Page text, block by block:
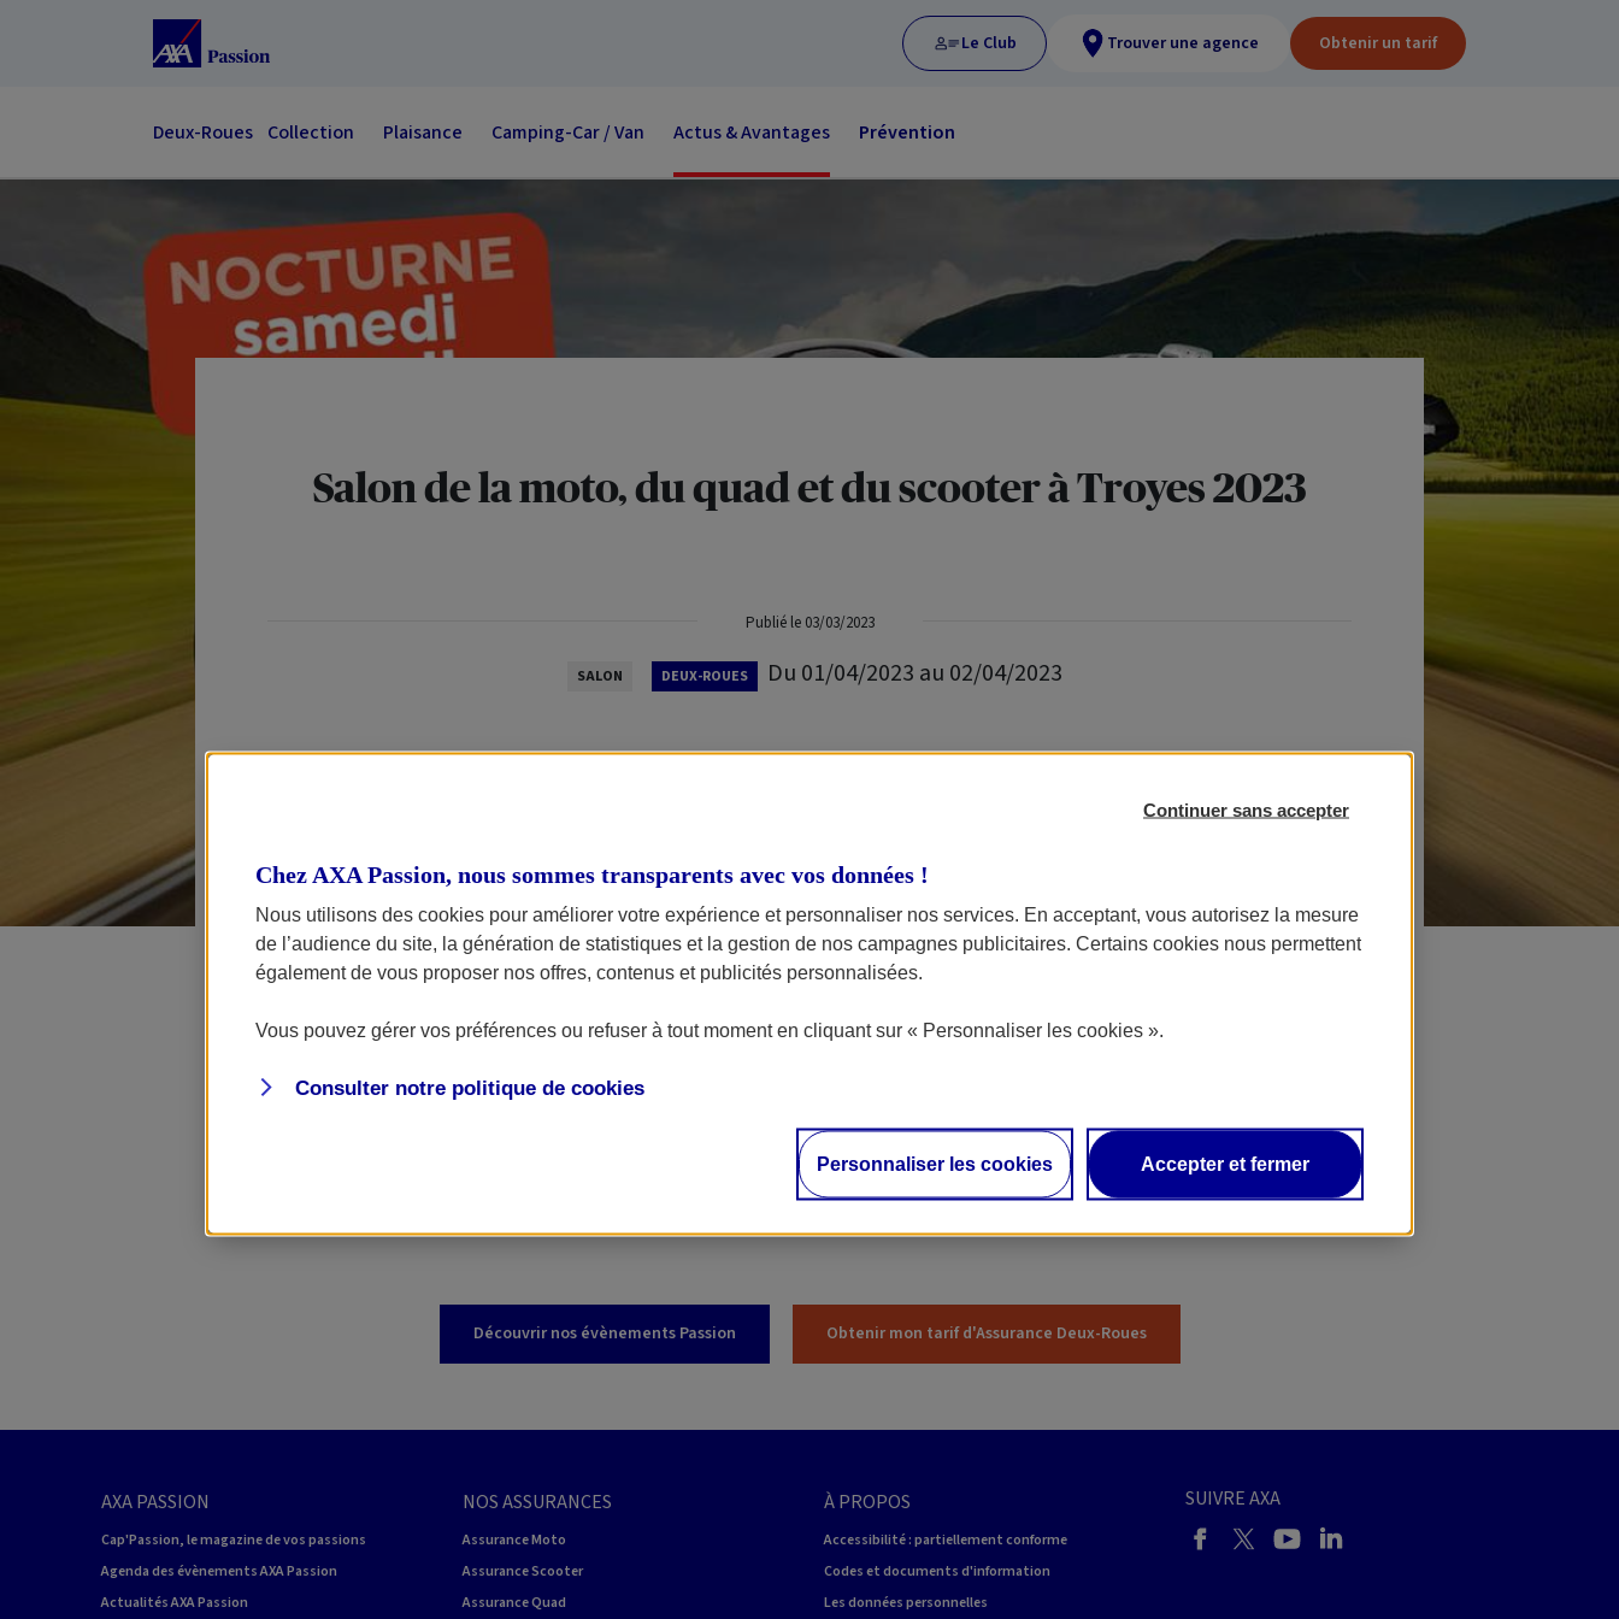
Continuer sans accepter
Chez AXA Passion, nous sommes transparents avec vos données !
Nous utilisons des cookies pour améliorer votre expérience et personnaliser nos services. En acceptant, vous autorisez la mesure
de l’audience du site, la génération de statistiques et la gestion de nos campagnes publicitaires. Certains cookies nous permettent
également de vous proposer nos offres, contenus et publicités personnalisées.
Vous pouvez gérer vos préférences ou refuser à tout moment en cliquant sur « Personnaliser les cookies ».
Consulter notre politique de cookies
Personnaliser les cookies Accepter et fermer
Accéder au Contenu
Le Club Trouver une agence Obtenir un tarif
Deux-Roues Collection Plaisance Camping-Car / Van Actus & Avantages Prévention
Salon de la moto, du quad et du scooter à Troyes 2023
Publié le 03/03/2023
SALON DEUX-ROUES Du 01/04/2023 au 02/04/2023
er
Après une première édition à succès qui a réuni près de 8 600 visiteurs, ce salon dédié aux motards
passionnés revient avec de nombreux temps forts auCube de Troyes
Au programme, des expositions et animations pour petits et grands, ainsi qu'une nocturne le
nos formules et garanties? N'hésitez pas à
contactez l’un des 3500 agents généraux d’AXA.
Découvrir nos évènements Passion Obtenir mon tarif d'Assurance Deux-Roues
AXA PASSION
Cap'Passion, le magazine de vos passions
Agenda des évènements AXA Passion
Actualités AXA Passion
NOS ASSURANCES
Assurance Moto
Assurance Scooter
Assurance Quad
À PROPOS
Accessibilité : partiellement conforme
Codes et documents d'information
Les données personnelles
SUIVRE AXA